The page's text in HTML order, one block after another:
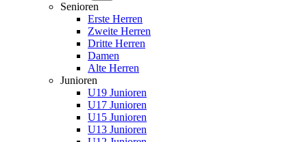
Senioren
Erste Herren
Zweite Herren
Dritte Herren
Damen
Alte Herren
Junioren
U19 Junioren
U17 Junioren
U15 Junioren
U13 Junioren